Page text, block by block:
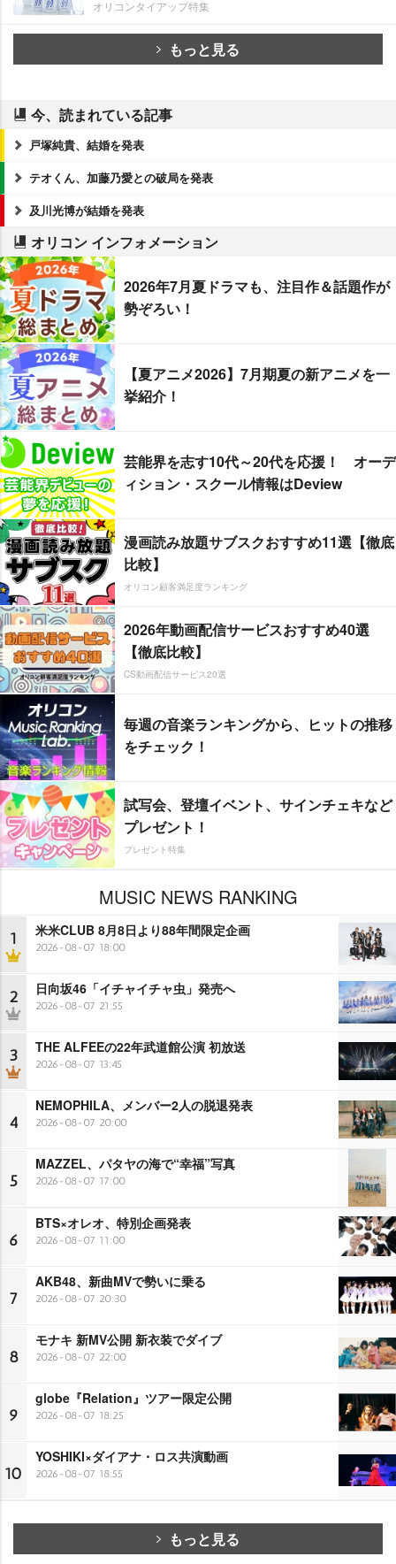
オリコンタイアップ特集
もっと見る
今、読まれている記事
戸塚純貴、結婚を発表
テオくん、加藤乃愛との破局を発表
及川光博が結婚を発表
オリコン インフォメーション
2026年7月夏ドラマも、注目作＆話題作が
勢ぞろい！
【夏アニメ2026】7月期夏の新アニメを一
挙紹介！
芸能界を志す10代～20代を応援！ オーデ
ィション・スクール情報はDeview
漫画読み放題サブスクおすすめ11選【徹底
比較】
オリコン顧客満足度ランキング
2026年動画配信サービスおすすめ40選
【徹底比較】
CS動画配信サービス20選
毎週の音楽ランキングから、ヒットの推移
をチェック！
試写会、登壇イベント、サインチェキなど
プレゼント！
プレゼント特集
MUSIC NEWS RANKING
1 米米CLUB 8月8日より88年間限定企画
2026-08-07 18:00
2 日向坂46「イチャイチャ虫」発売へ
2026-08-07 21:55
3 THE ALFEEの22年武道館公演 初放送
2026-08-07 13:45
4
NEMOPHILA、メンバー2人の脱退発表
2026-08-07 20:00
5
MAZZEL、パタヤの海で“幸福”写真
2026-08-07 17:00
6
BTS×オレオ、特別企画発表
2026-08-07 11:00
7
AKB48、新曲MVで勢いに乗る
2026-08-07 20:30
8
モナキ 新MV公開 新衣装でダイブ
2026-08-07 22:00
9
globe『Relation』ツアー限定公開
2026-08-07 18:25
10
YOSHIKI×ダイアナ・ロス共演動画
2026-08-07 18:55
もっと見る